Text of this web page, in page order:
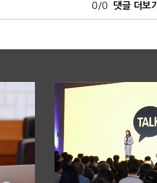
0/0 댓글 더보기